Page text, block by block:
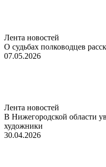
Лента новостей
О судьбах полководцев
07.05.2026
Лента новостей
В Нижегородской области
художники
30.04.2026